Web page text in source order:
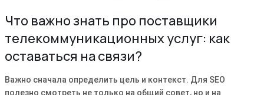
Что важно знать про поставщики
телекоммуникационных услуг: как
оставаться на связи?
Важно сначала определить цель и контекст. Для SEO
полезно смотреть не только на общий совет, но и на